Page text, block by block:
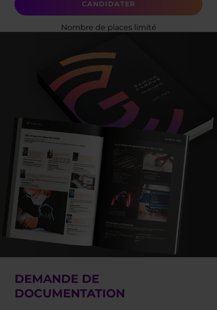
CANDIDATER
Nombre de places limité
DEMANDE DE
DOCUMENTATION